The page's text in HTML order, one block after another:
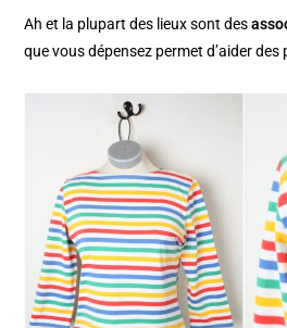
Ah et la plupart des lieux sont des
que vous dépensez permet d’aider